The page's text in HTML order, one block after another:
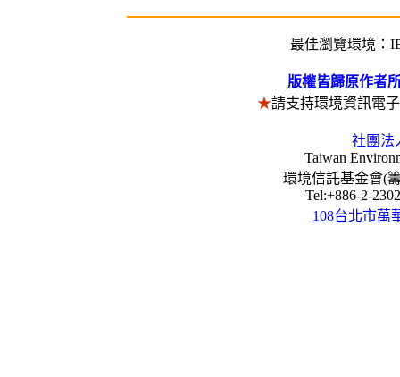
最佳瀏覽環境：
版權皆歸原作者
★請支持環境資訊電
社團法
Taiwan
環境信託基金會(籌
Tel:+886-2-
108台北市萬